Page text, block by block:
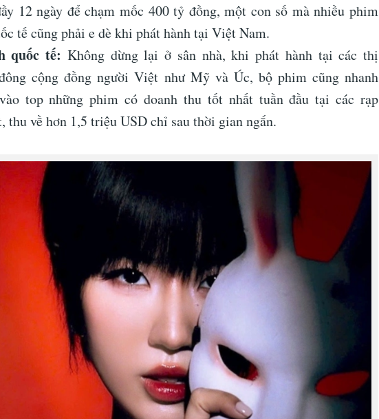
12 ngày để chạm mốc 400 tỷ đồng, một con số mà nhiều phim
tế cũng phải e dè khi phát hành tại Việt Nam.
quốc tế: Không dừng lại ở sân nhà, khi phát hành tại các thị
cộng đồng người Việt như Mỹ và Úc, bộ phim cũng nhanh
top những phim có doanh thu tốt nhất tuần đầu tại các rạp
thu về hơn 1,5 triệu USD chỉ sau thời gian ngắn.